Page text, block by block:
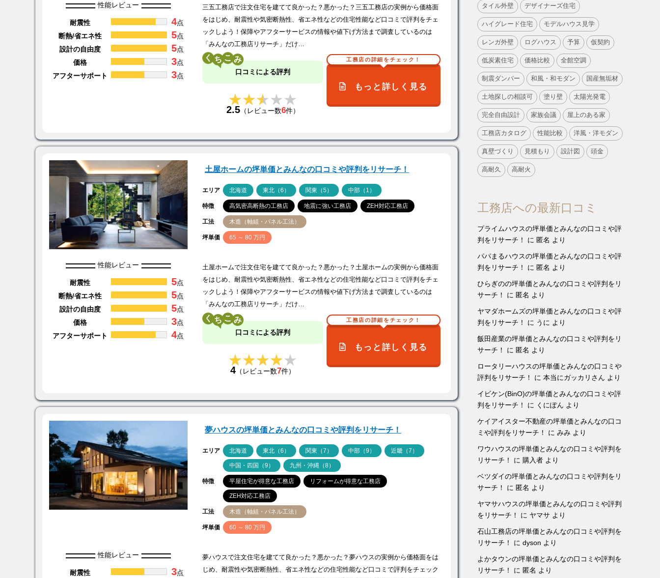
性能レビュー
耐震性 4点
断熱/省エネ性
5点
設計の自由度
5点
価格
3点
アフターサポート
3点
三五工務店で注文住宅を建てて良かった？悪かった？三五工務店の実例から価格面
をはじめ、耐震性や気密断熱性、省エネ性などの住宅性能など口コミで評判をチェ
ックしよう！保障やアフターサービスの情報や値下げ方法まで調査しているのは
「みんなの工務店リサーチ」だけ…
く こ
口コミによる評判
★★★★★
★★★★★
2.5（レビュー数6件）
工務店の詳細をチェック！
もっと詳しく見る
土屋ホームの坪単価とみんなの口コミや評判をリサーチ！
エリア 北海道 東北（6） 関東（5） 中部（1）
特徴 高気密高断熱の工務店 地震に強い工務店 ZEH対応工務店
工法 木造（軸組・パネル工法）
坪単価 65 ～ 80 万円
性能レビュー
耐震性 5点
断熱/省エネ性
5点
設計の自由度
5点
価格
3点
アフターサポート
4点
土屋ホームで注文住宅を建てて良かった？悪かった？土屋ホームの実例から価格面
をはじめ、耐震性や気密断熱性、省エネ性などの住宅性能など口コミで評判をチェ
ックしよう！保障やアフターサービスの情報や値下げ方法まで調査しているのは
「みんなの工務店リサーチ」だけ…
く こ
口コミによる評判
★★★★★
★★★★★
4 （レビュー数7件）
工務店の詳細をチェック！
もっと詳しく見る
夢ハウスの坪単価とみんなの口コミや評判をリサーチ！
エリア 北海道 東北（6） 関東（7） 中部（9） 近畿（7）
中国・四国（9） 九州・沖縄（8）
特徴 平屋住宅が得意な工務店 リフォームが得意な工務店
ZEH対応工務店
工法 木造（軸組・パネル工法）
坪単価 60 ～ 80 万円
性能レビュー
耐震性 3点
夢ハウスで注文住宅を建てて良かった？悪かった？夢ハウスの実例から価格面をは
じめ、耐震性や気密断熱性、省エネ性などの住宅性能など口コミで評判をチェック
タイル外壁 デザイナーズ住宅
ハイグレード住宅 モデルハウス見学
レンガ外壁 ログハウス 予算 仮契約
低炭素住宅 価格比較 全館空調
制震ダンパー 和風・和モダン 国産無垢材
土地探しの相談可 塗り壁 太陽光発電
完全自由設計 家族会議 屋上のある家
工務店カタログ 性能比較 洋風・洋モダン
真壁づくり 見積もり 設計図 頭金
高耐久 高耐火
工務店への最新口コミ
プライムハウスの坪単価とみんなの口コミや評
判をリサーチ！
に 匿名 より
パパまるハウスの坪単価とみんなの口コミや評
判をリサーチ！
に 匿名 より
ひらぎのの坪単価とみんなの口コミや評判をリ
サーチ！
に 匿名 より
ヤマダホームズの坪単価とみんなの口コミや評
判をリサーチ！
に うに より
飯田産業の坪単価とみんなの口コミや評判をリ
サーチ！
に 匿名 より
ロータリーハウスの坪単価とみんなの口コミや
評判をリサーチ！
に 本当にガッカリさん より
イビケン(BinO)の坪単価とみんなの口コミや評
判をリサーチ！
に くにぽん より
ケイアイスター不動産の坪単価とみんなの口コ
ミや評判をリサーチ！
に みみ より
ワウハウスの坪単価とみんなの口コミや評判を
リサーチ！
に 購入者 より
ベツダイの坪単価とみんなの口コミや評判をリ
サーチ！
に 匿名 より
ヤマサハウスの坪単価とみんなの口コミや評判
をリサーチ！
に ヤマサ より
石山工務店の坪単価とみんなの口コミや評判を
リサーチ！
に dyson より
よかタウンの坪単価とみんなの口コミや評判を
リサーチ！
に 匿名 より